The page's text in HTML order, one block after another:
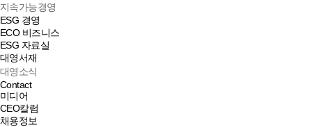
지속가능경영
ESG 경영
ECO 비즈니스
ESG 자료실
대영서재
대영소식
Contact
미디어
CEO칼럼
채용정보